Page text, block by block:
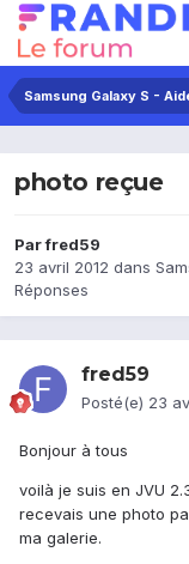
Samsung Galaxy S -
photo reçue
Parfred59
23 avril 2012 dans
Réponses
fred59
Posté(e) 23
Bonjour à tous
voilà je suis en JVU
recevais une photo
ma galerie.